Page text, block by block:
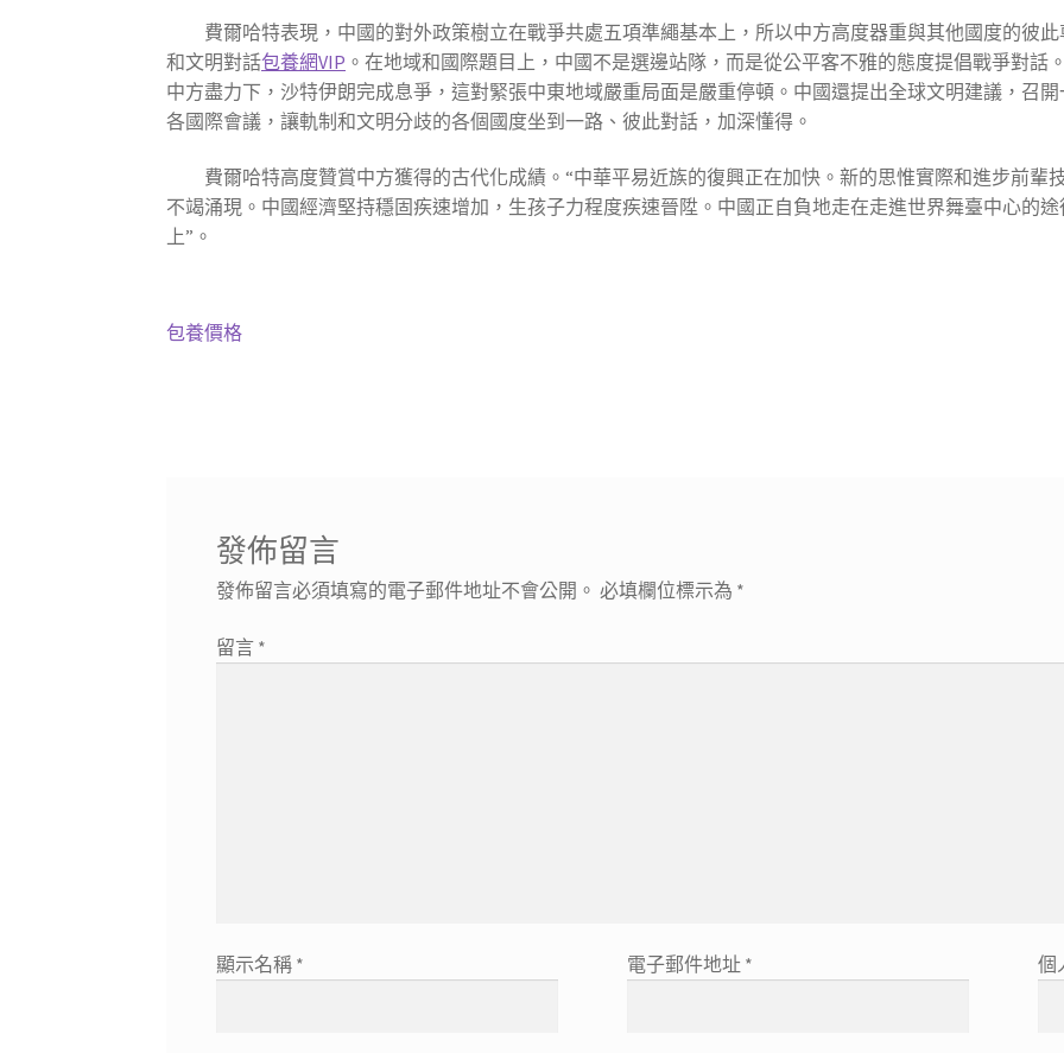
費爾哈特表現，中國的對外政策樹立在戰爭共處五項準繩基本上，所以中方高度器重與其他國度的彼此
和文明對話包養網VIP 。在地域和國際題目上，中國不是選邊站隊，而是從公平客不雅的態度提倡戰爭對話
中方盡力下，沙特伊朗完成息爭，這對緊張中東地域嚴重局面是嚴重停頓。中國還提出全球文明建議，召開
各國際會議，讓軌制和文明分歧的各個國度坐到一路、彼此對話，加深懂得。
費爾哈特高度贊賞中方獲得的古代化成績。“中華平易近族的復興正在加快。新的思惟實際和進步前輩
不竭涌現。中國經濟堅持穩固疾速增加，生孩子力程度疾速晉陞。中國正自負地走在走進世界舞臺中心的途
上”。
包養價格
發佈留言
發佈留言必須填寫的電子郵件地址不會公開。 必填欄位標示為 *
留言 *
顯示名稱 * 電子郵件地址 * 個